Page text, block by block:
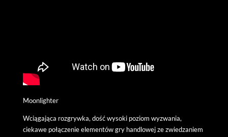
Moonlighter
Wciągająca rozgrywka, dość wysoki poziom wyzwania,
ciekawe połączenie elementów gry handlowej ze zwiedzaniem